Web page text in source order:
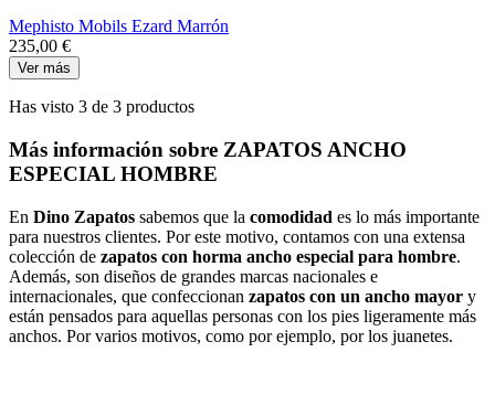
Mephisto Mobils Ezard Marrón
235,00 €
Ver más
Has visto 3 de 3 productos
Más información sobre ZAPATOS ANCHO
ESPECIAL HOMBRE
En Dino Zapatos sabemos que la comodidad es lo más importante
para nuestros clientes. Por este motivo, contamos con una extensa
colección de zapatos con horma ancho especial para hombre.
Además, son diseños de grandes marcas nacionales e
internacionales, que confeccionan zapatos con un ancho mayor y
están pensados para aquellas personas con los pies ligeramente más
anchos. Por varios motivos, como por ejemplo, por los juanetes.